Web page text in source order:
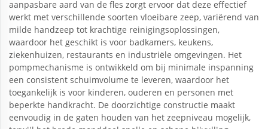
aanpasbare aard van de fles zorgt ervoor dat deze effectief
werkt met verschillende soorten vloeibare zeep, variërend van
milde handzeep tot krachtige reinigingsoplossingen,
waardoor het geschikt is voor badkamers, keukens,
ziekenhuizen, restaurants en industriële omgevingen. Het
pompmechanisme is ontwikkeld om bij minimale inspanning
een consistent schuimvolume te leveren, waardoor het
toegankelijk is voor kinderen, ouderen en personen met
beperkte handkracht. De doorzichtige constructie maakt
eenvoudig in de gaten houden van het zeepniveau mogelijk,